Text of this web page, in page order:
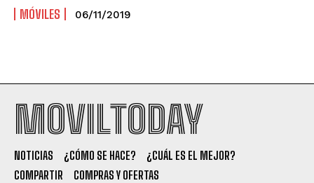
MÓVILES 06/11/2019
MOVILTODAY
NOTICIAS ¿CÓMO SE HACE?
¿CUÁL ES EL MEJOR?
COMPARTIR
COMPRAS Y OFERTAS